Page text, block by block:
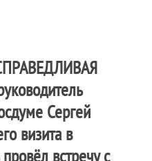
Сергей
визита в
встречу с